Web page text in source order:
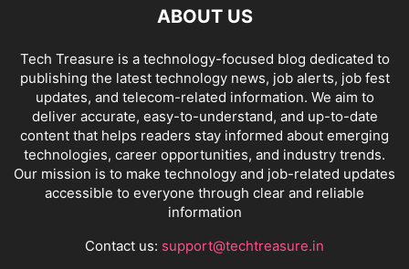
ABOUT US
Tech Treasure is a technology-focused blog dedicated to
publishing the latest technology news, job alerts, job fest
updates, and telecom-related information. We aim to
deliver accurate, easy-to-understand, and up-to-date
content that helps readers stay informed about emerging
technologies, career opportunities, and industry trends.
Our mission is to make technology and job-related updates
accessible to everyone through clear and reliable
information
Contact us: support@techtreasure.in